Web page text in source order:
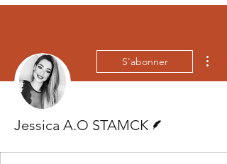
S'abonner
Jessica A.O STAMCK